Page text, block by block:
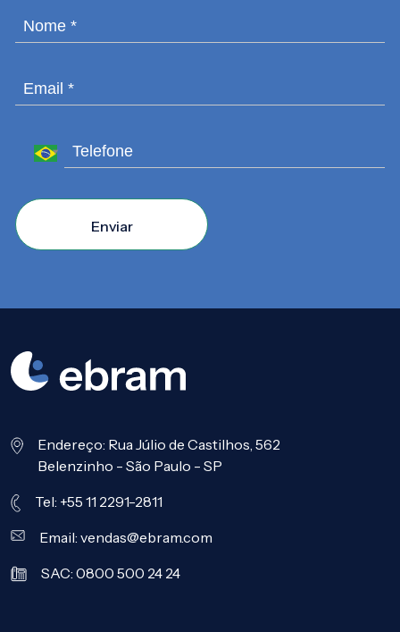
Enviar
Endereço: Rua Júlio de Castilhos, 562
Belenzinho - São Paulo - SP
Tel: +55 11 2291-2811
Email: vendas@ebram.com
SAC: 0800 500 24 24